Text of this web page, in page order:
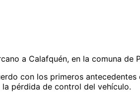
a Calafquén, en la comuna de
con los primeros
pérdida de control del vehículo.